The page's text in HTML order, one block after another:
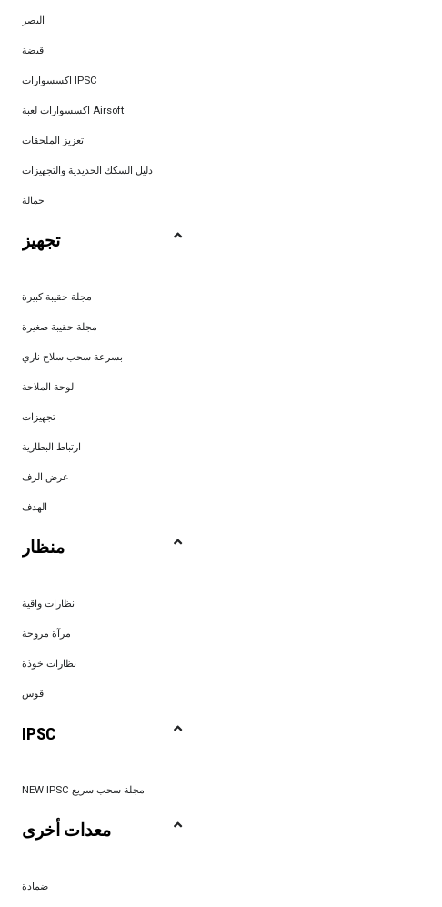
البصر
قبضة
اكسسوارات IPSC
اكسسوارات لعبة Airsoft
تعزيز الملحقات
دليل السكك الحديدية والتجهيزات
حمالة
تجهيز
مجلة حقيبة كبيرة
مجلة حقيبة صغيرة
بسرعة سحب سلاح ناري
لوحة الملاحة
تجهيزات
ارتباط البطارية
عرض الرف
الهدف
منظار
نظارات واقية
مرآة مروحة
نظارات خوذة
قوس
IPSC
NEW IPSC مجلة سحب سريع
معدات أخرى
ضمادة